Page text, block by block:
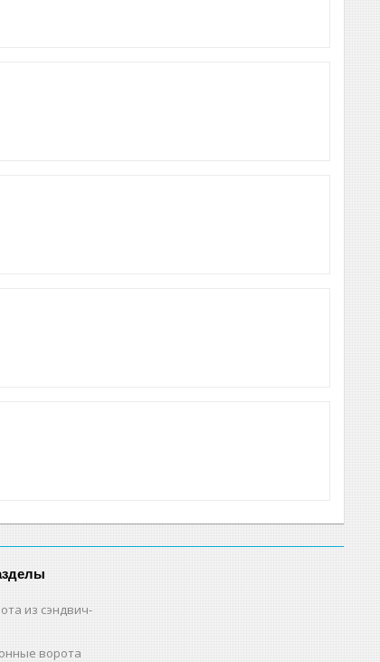
из сэндвич-
ворота